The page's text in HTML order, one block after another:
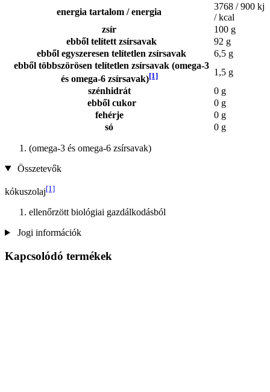
energia tartalom / energia
3768 / 900 kj
/ kcal
zsír
100 g
ebből telített zsírsavak
92 g
ebből egyszeresen telítetlen zsírsavak
6,5 g
ebből többszörösen telítetlen zsírsavak (omega-3
és omega-6 zsírsavak)[1]
1,5 g
szénhidrát
0 g
ebből cukor
0 g
fehérje
0 g
só
0 g
(omega-3 és omega-6 zsírsavak)
Összetevők
kókuszolaj[1]
ellenőrzött biológiai gazdálkodásból
Jogi információk
Kapcsolódó termékek